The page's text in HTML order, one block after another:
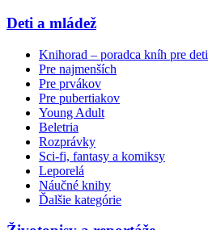
Deti a mládež
Knihorad – poradca kníh pre deti
Pre najmenších
Pre prvákov
Pre pubertiakov
Young Adult
Beletria
Rozprávky
Sci-fi, fantasy a komiksy
Leporelá
Náučné knihy
Ďalšie kategórie